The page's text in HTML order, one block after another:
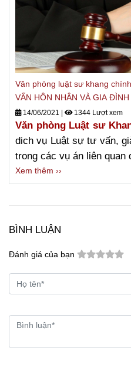
Văn phòng luật sư khang
VẤN HÔN NHÂN VÀ GIA ĐÌNH
14/06/2021 1344 Lượt xem
Văn phòng Luật sư
dich vụ Luật sự tư vấn,
trong các vụ án liên quan
Xem thêm ››
BÌNH LUẬN
Đánh giá của bạn